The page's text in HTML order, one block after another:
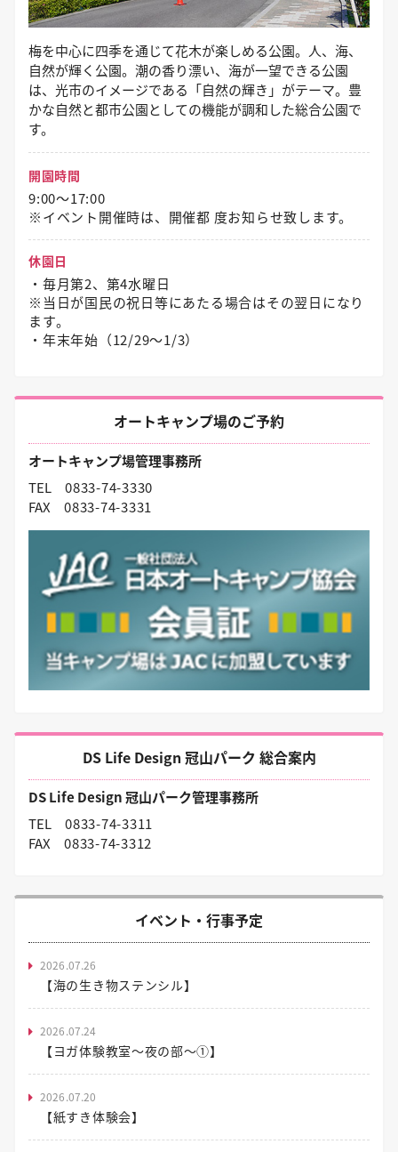
梅を中心に四季を通じて花木が楽しめる公園。人、海、
自然が輝く公園。潮の香り漂い、海が一望できる公園
は、光市のイメージである「自然の輝き」がテーマ。豊
かな自然と都市公園としての機能が調和した総合公園で
す。
開園時間
9:00～17:00
※イベント開催時は、開催都 度お知らせ致します。
休園日
・毎月第2、第4水曜日
※当日が国民の祝日等にあたる場合はその翌日になり
ます。
・年末年始（12/29〜1/3）
オートキャンプ場のご予約
オートキャンプ場管理事務所
TEL 0833-74-3330
FAX 0833-74-3331
DS Life Design 冠山パーク 総合案内
DS Life Design 冠山パーク管理事務所
TEL 0833-74-3311
FAX 0833-74-3312
イベント・行事予定
2026.07.26
【海の生き物ステンシル】
2026.07.24
【ヨガ体験教室～夜の部～①】
2026.07.20
【紙すき体験会】